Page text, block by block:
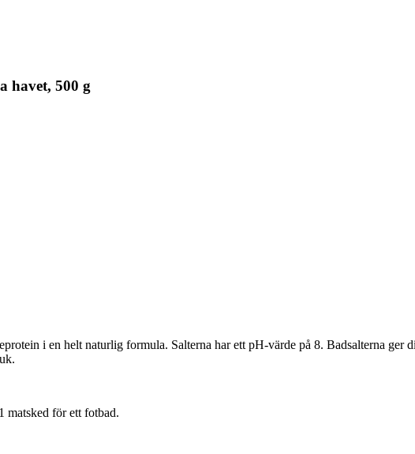
havet, 500 g
i en helt naturlig formula. Salterna har ett pH-värde på 8. Badsalterna ger
matsked för ett fotbad.